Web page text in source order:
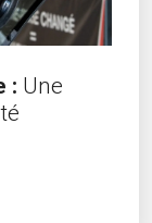
: Une